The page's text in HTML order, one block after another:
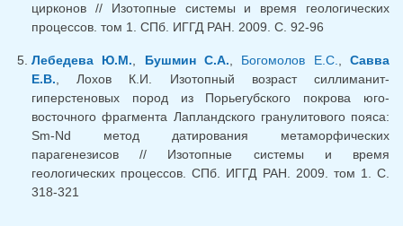
цирконов // Изотопные системы и время геологических
процессов. том 1. СПб. ИГГД РАН. 2009. С. 92-96
Лебедева Ю.М., Бушмин С.А., Богомолов Е.С.,Савва
Е.В., Лохов К.И. Изотопный возраст силлиманит-
гиперстеновых пород из Порьегубского покрова юго-
восточного фрагмента Лапландского гранулитового пояса:
Sm-Nd метод датирования метаморфических
парагенезисов // Изотопные системы и время
геологических процессов. СПб. ИГГД РАН. 2009. том 1. С.
318-321